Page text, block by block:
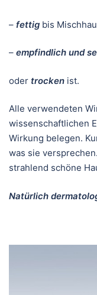
– fettig bis
– empfindlich und
oder trocken ist.
Alle verwendeten
wissenschaftlichen
Wirkung belegen.
was sie
strahlend schöne
Natürlich